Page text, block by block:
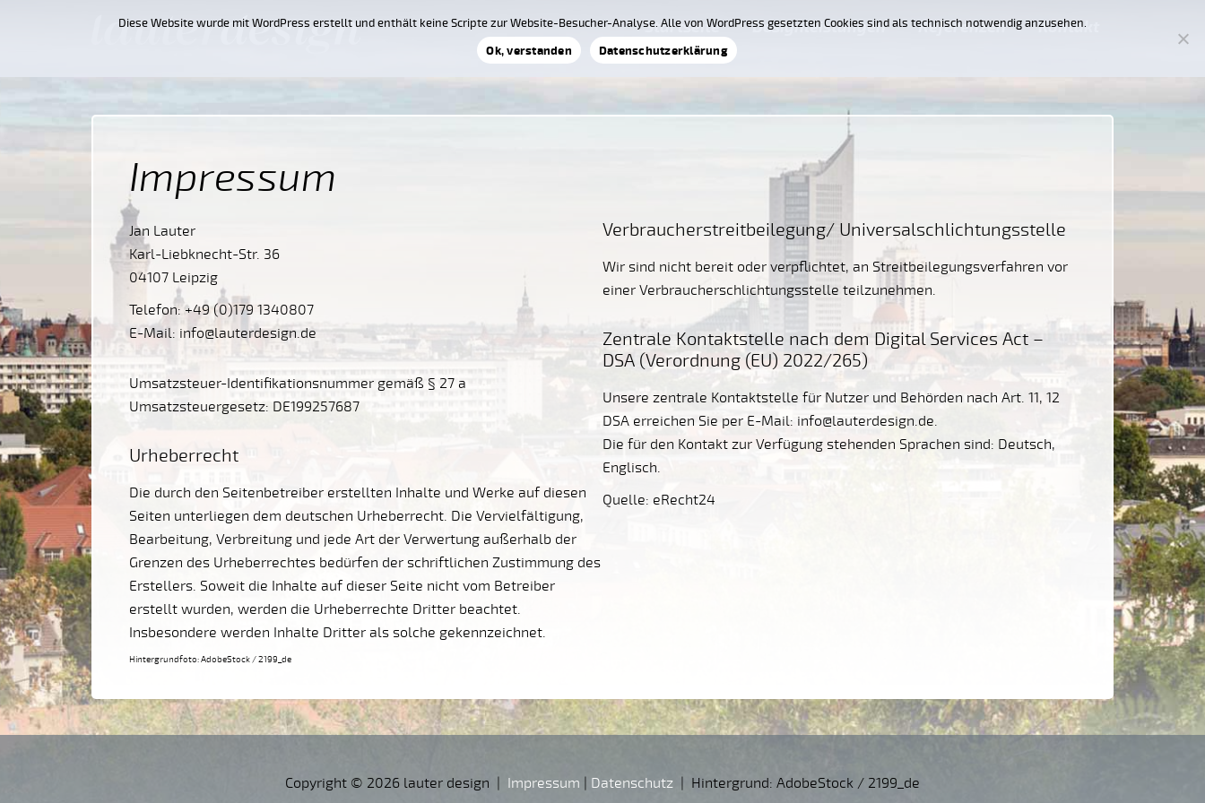
Startseite Designleistungen Referenzen Kontakt
Impressum
Jan Lauter
Karl-Liebknecht-Str. 36
04107 Leipzig
Telefon: +49 (0)179 1340807
E-Mail: info@lauterdesign.de
Umsatzsteuer-Identifikationsnummer gemäß § 27 a
Umsatzsteuergesetz: DE199257687
Urheberrecht
Die durch den Seitenbetreiber erstellten Inhalte und Werke auf diesen
Seiten unterliegen dem deutschen Urheberrecht. Die Vervielfältigung,
Bearbeitung, Verbreitung und jede Art der Verwertung außerhalb der
Grenzen des Urheberrechtes bedürfen der schriftlichen Zustimmung des
Erstellers. Soweit die Inhalte auf dieser Seite nicht vom Betreiber
erstellt wurden, werden die Urheberrechte Dritter beachtet.
Insbesondere werden Inhalte Dritter als solche gekennzeichnet.
Verbraucher­streit­beilegung/ Universal­schlichtungs­stelle
Wir sind nicht bereit oder verpflichtet, an Streitbeilegungsverfahren vor
einer Verbraucherschlichtungsstelle teilzunehmen.
Zentrale Kontaktstelle nach dem Digital Services Act –
DSA (Verordnung (EU) 2022/265)
Unsere zentrale Kontaktstelle für Nutzer und Behörden nach Art. 11, 12
DSA erreichen Sie per E-Mail: info@lauterdesign.de.
Die für den Kontakt zur Verfügung stehenden Sprachen sind: Deutsch,
Englisch.
Quelle: eRecht24
Hintergrundfoto: AdobeStock / 2199_de
Copyright © 2026 lauter design | Impressum | Datenschutz | Hintergrund: AdobeStock / 2199_de
Diese Website wurde mit WordPress erstellt und enthält keine Scripte zur Website-Besucher-Analyse. Alle von WordPress gesetzten Cookies sind als technisch notwendig anzusehen.
Ok, verstanden
Datenschutzerklärung